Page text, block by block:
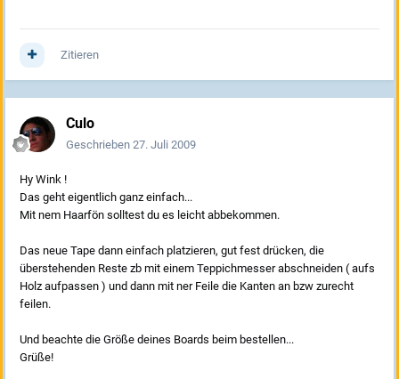
Zitieren
Culo
Geschrieben 27. Juli 2009
Hy Wink !
Das geht eigentlich ganz einfach...
Mit nem Haarfön solltest du es leicht abbekommen.
Das neue Tape dann einfach platzieren, gut fest drücken, die
überstehenden Reste zb mit einem Teppichmesser abschneiden ( aufs
Holz aufpassen ) und dann mit ner Feile die Kanten an bzw zurecht
feilen.
Und beachte die Größe deines Boards beim bestellen...
Grüße!